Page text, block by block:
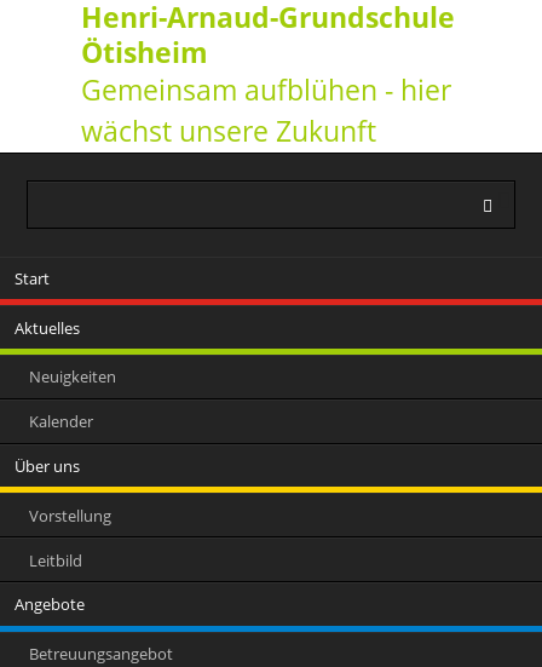
Henri-Arnaud-Grundschule
Ötisheim
Gemeinsam aufblühen - hier
wächst unsere Zukunft
überspringen
Start
Aktuelles
Neuigkeiten
Kalender
Über uns
Vorstellung
Leitbild
Angebote
Betreuungsangebot